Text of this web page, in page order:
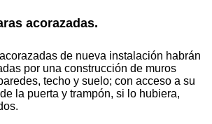
acorazadas.
de nueva instalación habrán
por una construcción de muros
techo y suelo; con acceso a su
la puerta y trampón, si lo hubiera,